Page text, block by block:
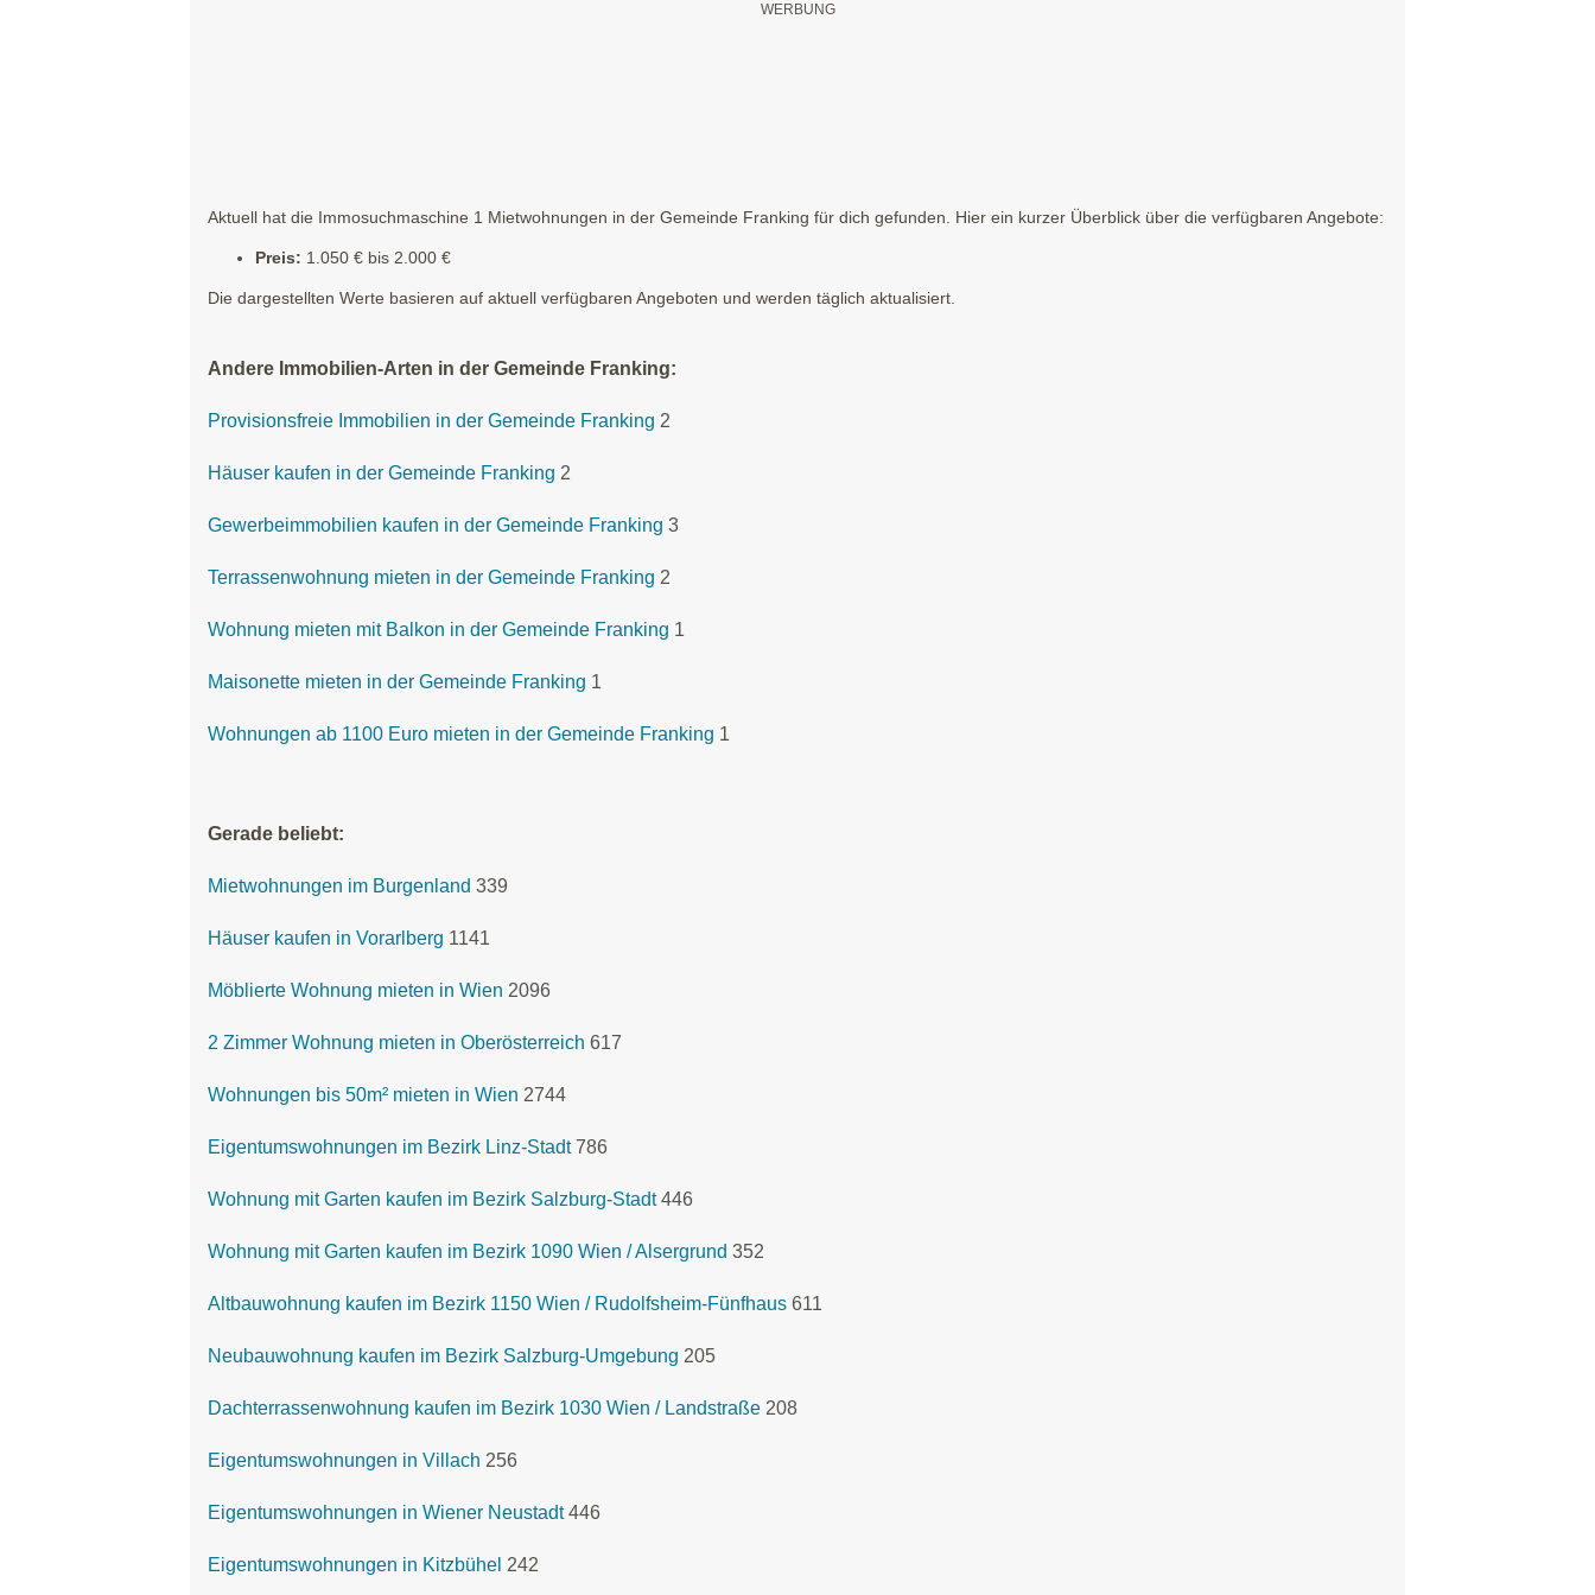
Aktuell hat die Immosuchmaschine 1 Mietwohnungen in der Gemeinde Franking für dich gefunden. Hier ein kurzer Überblick über die verfügbaren Angebote:
Preis: 1.050 € bis 2.000 €
Die dargestellten Werte basieren auf aktuell verfügbaren Angeboten und werden täglich aktualisiert.
Andere Immobilien-Arten in der Gemeinde Franking:
Provisionsfreie Immobilien in der Gemeinde Franking 2
Häuser kaufen in der Gemeinde Franking 2
Gewerbeimmobilien kaufen in der Gemeinde Franking 3
Terrassenwohnung mieten in der Gemeinde Franking 2
Wohnung mieten mit Balkon in der Gemeinde Franking 1
Maisonette mieten in der Gemeinde Franking 1
Wohnungen ab 1100 Euro mieten in der Gemeinde Franking 1
Gerade beliebt:
Mietwohnungen im Burgenland 339
Häuser kaufen in Vorarlberg 1141
Möblierte Wohnung mieten in Wien 2096
2 Zimmer Wohnung mieten in Oberösterreich 617
Wohnungen bis 50m² mieten in Wien 2744
Eigentumswohnungen im Bezirk Linz-Stadt 786
Wohnung mit Garten kaufen im Bezirk Salzburg-Stadt 446
Wohnung mit Garten kaufen im Bezirk 1090 Wien / Alsergrund 352
Altbauwohnung kaufen im Bezirk 1150 Wien / Rudolfsheim-Fünfhaus 611
Neubauwohnung kaufen im Bezirk Salzburg-Umgebung 205
Dachterrassenwohnung kaufen im Bezirk 1030 Wien / Landstraße 208
Eigentumswohnungen in Villach 256
Eigentumswohnungen in Wiener Neustadt 446
Eigentumswohnungen in Kitzbühel 242